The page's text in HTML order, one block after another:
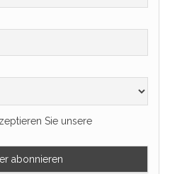
Sie unsere